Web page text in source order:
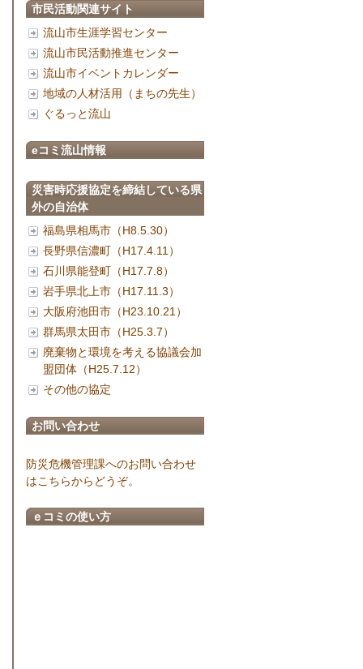
市民活動関連サイト
流山市生涯学習センター
流山市民活動推進センター
流山市イベントカレンダー
地域の人材活用（まちの先生）
ぐるっと流山
eコミ流山情報
災害時応援協定を締結している県
外の自治体
福島県相馬市（H8.5.30）
長野県信濃町（H17.4.11）
石川県能登町（H17.7.8）
岩手県北上市（H17.11.3）
大阪府池田市（H23.10.21）
群馬県太田市（H25.3.7）
廃棄物と環境を考える協議会加
盟団体（H25.7.12）
その他の協定
お問い合わせ
防災危機管理課へのお問い合わせ
はこちらからどうぞ。
ｅコミの使い方